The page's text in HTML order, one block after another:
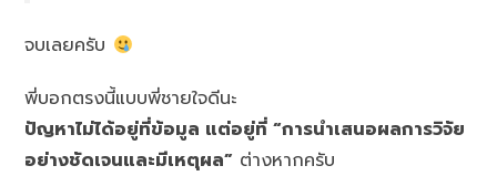
จบเลยครับ
พี่บอกตรงนี้แบบพี่ชายใจดีนะ
ปัญหาไม่ได้อยู่ที่ข้อมูล แต่อยู่ที่ “การนำเสนอผลการวิจัย
อย่างชัดเจนและมีเหตุผล” ต่างหากครับ